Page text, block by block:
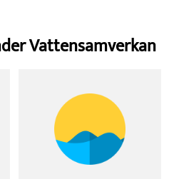
Vattensamverkan